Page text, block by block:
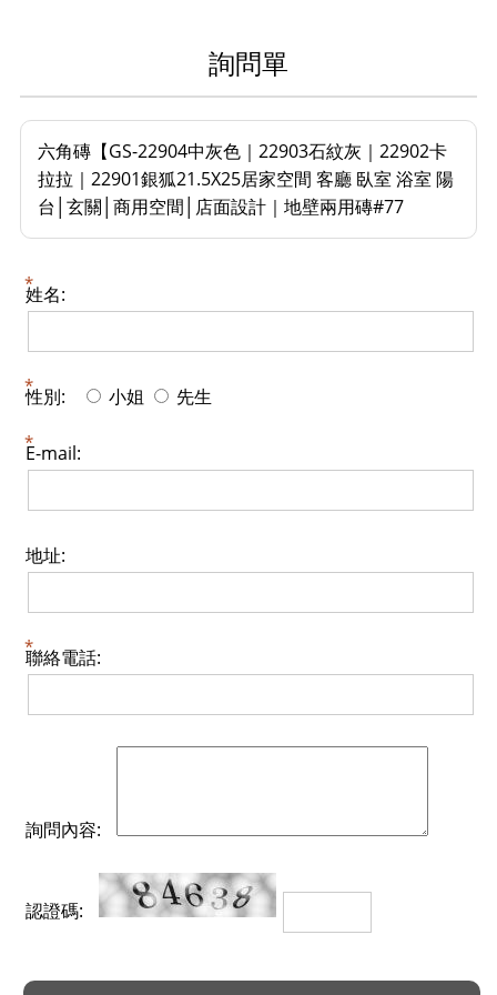
詢問單
六角磚【GS-22904中灰色｜22903石紋灰｜22902卡
拉拉｜22901銀狐21.5X25居家空間 客廳 臥室 浴室 陽
台│玄關│商用空間│店面設計｜地壁兩用磚#77
姓名:
性別: 小姐 先生
E-mail:
地址:
聯絡電話:
詢問內容:
認證碼: